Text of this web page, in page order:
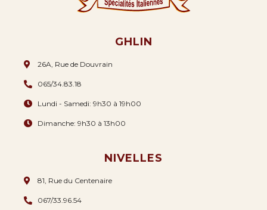
GHLIN
26A, Rue de Douvrain
065/34.83.18
Lundi - Samedi: 9h30 à 19h00
Dimanche: 9h30 à 13h00
NIVELLES
81, Rue du Centenaire
067/33.96.54